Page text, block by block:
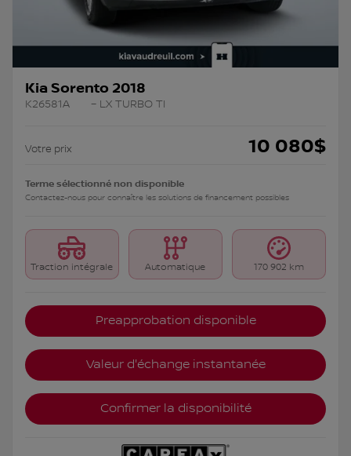
Kia Sorento 2018
K26581A – LX TURBO TI
Votre prix 10 080$
Terme sélectionné non disponible
Contactez-nous pour connaître les solutions de financement possibles
Traction intégrale Automatique 170 902 km
Preapprobation disponible
Valeur d'échange instantanée
Confirmer la disponibilité